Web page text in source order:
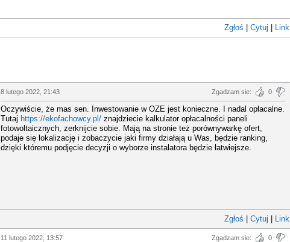
Zgłoś Cytuj Link
8 lutego 2022, 21:43 Zgadzam sie: 0
Oczywiście, że mas sen. Inwestowanie w OZE jest konieczne. I nadal opłacalne.
Tutaj https://ekofachowcy.pl/ znajdziecie kalkulator opłacalności paneli
fotowoltaicznych, zerknijcie sobie. Mają na stronie też porównywarkę ofert,
podaje się lokalizację i zobaczycie jaki firmy działają u Was, będzie ranking,
dzięki któremu podjęcie decyzji o wyborze instalatora będzie łatwiejsze.
Zgłoś Cytuj Link
11 lutego 2022, 13:57 Zgadzam sie: 0